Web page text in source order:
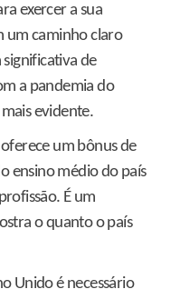
exercer a sua
um caminho claro
de
a pandemia do
evidente.
um bônus de
ensino médio do país
É um
o quanto o país
Unido é necessário